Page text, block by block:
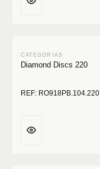
Diamond Discs 220
REF: RO918PB.104.220